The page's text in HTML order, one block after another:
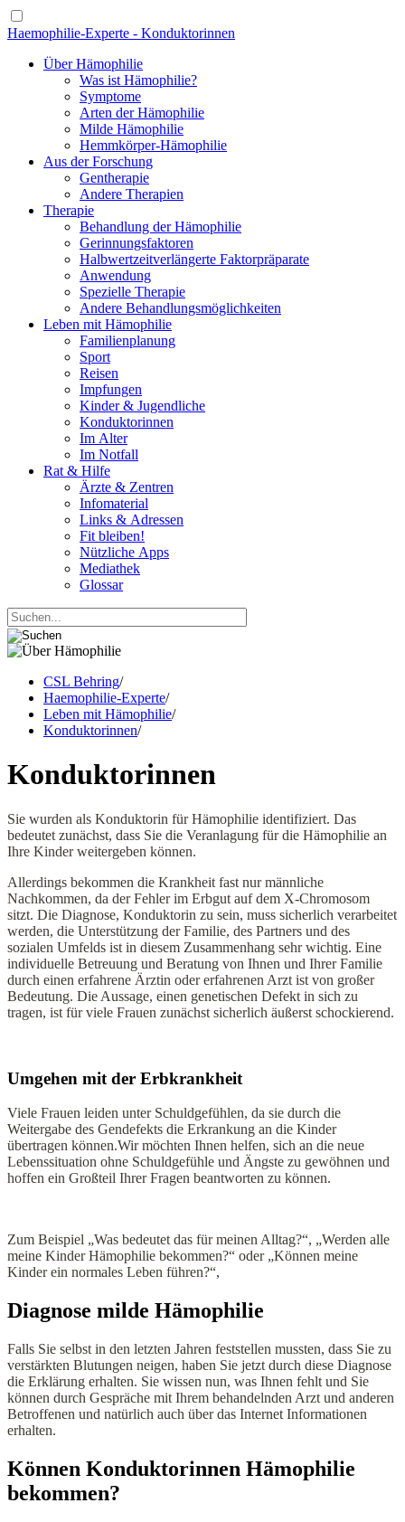
Haemophilie-Experte - Konduktorinnen
Über Hämophilie
Was ist Hämophilie?
Symptome
Arten der Hämophilie
Milde Hämophilie
Hemmkörper-Hämophilie
Aus der Forschung
Gentherapie
Andere Therapien
Therapie
Behandlung der Hämophilie
Gerinnungsfaktoren
Halbwertzeitverlängerte Faktorpräparate
Anwendung
Spezielle Therapie
Andere Behandlungsmöglichkeiten
Leben mit Hämophilie
Familienplanung
Sport
Reisen
Impfungen
Kinder & Jugendliche
Konduktorinnen
Im Alter
Im Notfall
Rat & Hilfe
Ärzte & Zentren
Infomaterial
Links & Adressen
Fit bleiben!
Nützliche Apps
Mediathek
Glossar
CSL Behring/
Haemophilie-Experte/
Leben mit Hämophilie/
Konduktorinnen/
Konduktorinnen
Sie wurden als Konduktorin für Hämophilie identifiziert. Das
bedeutet zunächst, dass Sie die Veranlagung für die Hämophilie an
Ihre Kinder weitergeben können.
Allerdings bekommen die Krankheit fast nur männliche
Nachkommen, da der Fehler im Erbgut auf dem X-Chromosom
sitzt. Die Diagnose, Konduktorin zu sein, muss sicherlich verarbeitet
werden, die Unterstützung der Familie, des Partners und des
sozialen Umfelds ist in diesem Zusammenhang sehr wichtig. Eine
individuelle Betreuung und Beratung von Ihnen und Ihrer Familie
durch einen erfahrene Ärztin oder erfahrenen Arzt ist von großer
Bedeutung. Die Aussage, einen genetischen Defekt in sich zu
tragen, ist für viele Frauen zunächst sicherlich äußerst schockierend.
Umgehen mit der Erbkrankheit
Viele Frauen leiden unter Schuldgefühlen, da sie durch die
Weitergabe des Gendefekts die Erkrankung an die Kinder
übertragen können.Wir möchten Ihnen helfen, sich an die neue
Lebenssituation ohne Schuldgefühle und Ängste zu gewöhnen und
hoffen ein Großteil Ihrer Fragen beantworten zu können.
Zum Beispiel „Was bedeutet das für meinen Alltag?“, „Werden alle
meine Kinder Hämophilie bekommen?“ oder „Können meine
Kinder ein normales Leben führen?“,
Diagnose milde Hämophilie
Falls Sie selbst in den letzten Jahren feststellen mussten, dass Sie zu
verstärkten Blutungen neigen, haben Sie jetzt durch diese Diagnose
die Erklärung erhalten. Sie wissen nun, was Ihnen fehlt und Sie
können durch Gespräche mit Ihrem behandelnden Arzt und anderen
Betroffenen und natürlich auch über das Internet Informationen
erhalten.
Können Konduktorinnen Hämophilie
bekommen?